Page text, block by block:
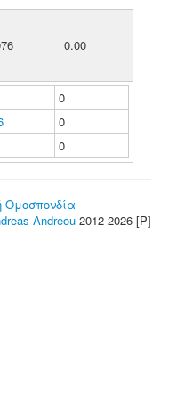
0.00
0
0
0
Ομοσπονδία
Andreou 2012-2026 [P]